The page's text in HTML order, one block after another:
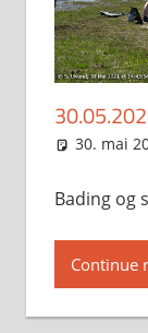
30. mai
Bading og
Continue